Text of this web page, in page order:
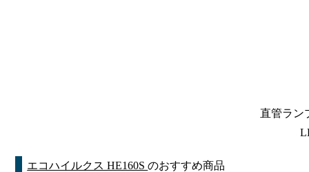
直管ラン
エコハイルクス HE160Sのおすすめ商品